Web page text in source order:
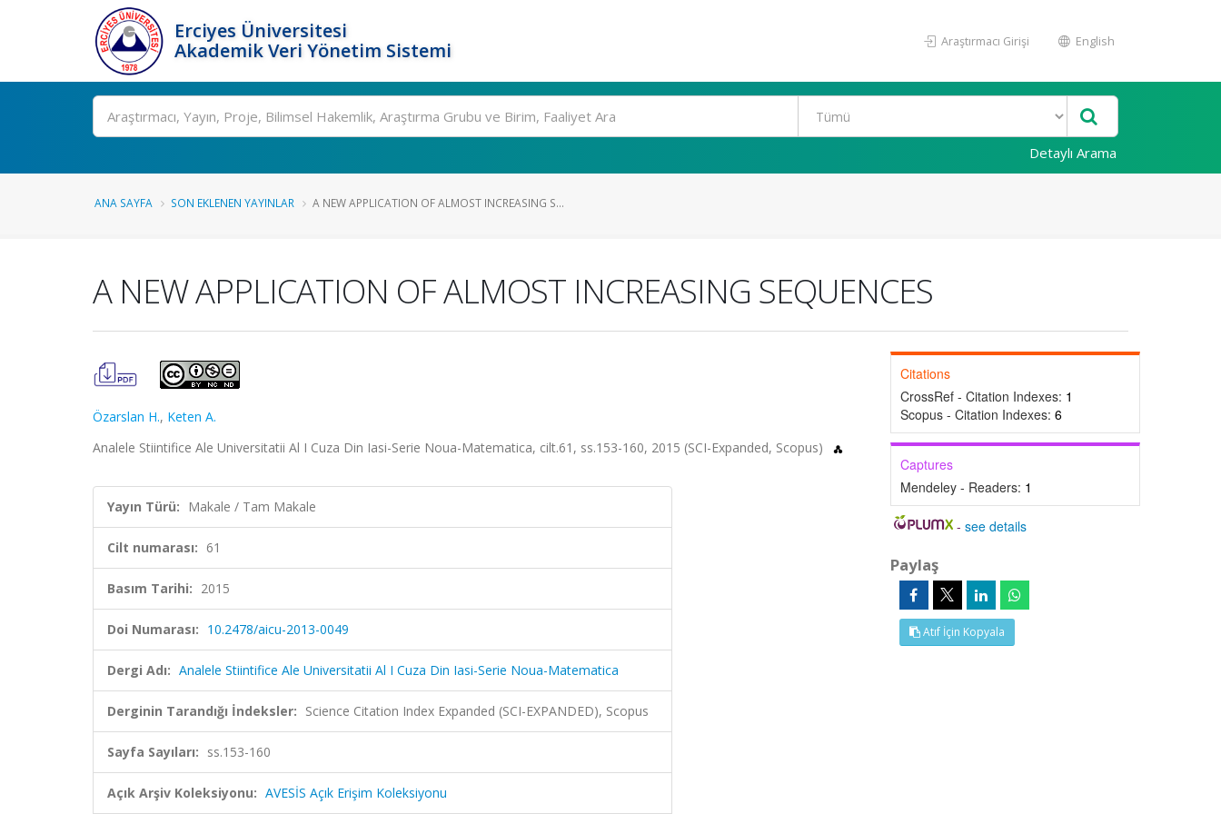
Erciyes Üniversitesi
Akademik Veri Yönetim Sistemi
Araştırmacı Girişi English
Ara
Detaylı Arama
ANA SAYFA SON EKLENEN YAYINLAR A NEW APPLICATION OF ALMOST INCREASING S...
A NEW APPLICATION OF ALMOST INCREASING SEQUENCES
Özarslan H., Keten A.
Analele Stiintifice Ale Universitatii Al I Cuza Din Iasi-Serie Noua-Matematica, cilt.61, ss.153-160, 2015 (SCI-Expanded, Scopus)
Yayın Türü: Makale / Tam Makale
Cilt numarası: 61
Basım Tarihi: 2015
Doi Numarası: 10.2478/aicu-2013-0049
Dergi Adı: Analele Stiintifice Ale Universitatii Al I Cuza Din Iasi-Serie Noua-Matematica
Derginin Tarandığı İndeksler: Science Citation Index Expanded (SCI-EXPANDED), Scopus
Sayfa Sayıları: ss.153-160
Açık Arşiv Koleksiyonu: AVESİS Açık Erişim Koleksiyonu
Citations
CrossRef - Citation Indexes: 1
Scopus - Citation Indexes: 6
Captures
Mendeley - Readers: 1
-see details
Paylaş
Atıf İçin Kopyala